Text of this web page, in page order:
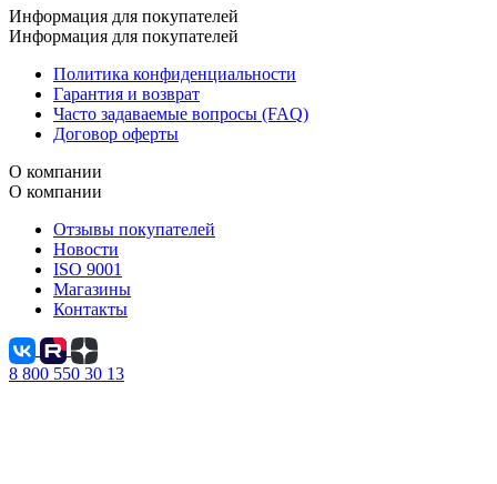
Информация для покупателей
Информация для покупателей
Политика конфиденциальности
Гарантия и возврат
Часто задаваемые вопросы (FAQ)
Договор оферты
О компании
О компании
Отзывы покупателей
Новости
ISO 9001
Магазины
Контакты
8 800 550 30 13